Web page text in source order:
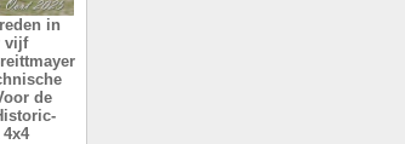
in
vijf
de